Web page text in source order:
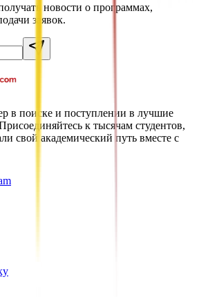
новости о программах,
заявок.
в поиске и поступлении в лучшие
к тысячам студентов,
свой академический путь вместе с